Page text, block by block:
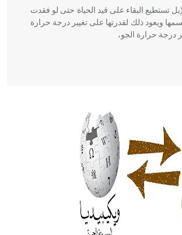
تستطيع البقاء على قيد الحياة حتى لو فقدت
ويعود ذلك لقدرتها على تغيير درجة حرارة
درجة حرارة الجو،
تنظيم التغذية، ورسالته في جروح الرأس. ويعود
حرر الطب من الدين والفلسفة.
إفراز حيواني يتكون في البحر ويتركب
الكلسيوم، وهو أحمر أو شديد الحمرة وهو
بكبر الحجم ويسمى الش